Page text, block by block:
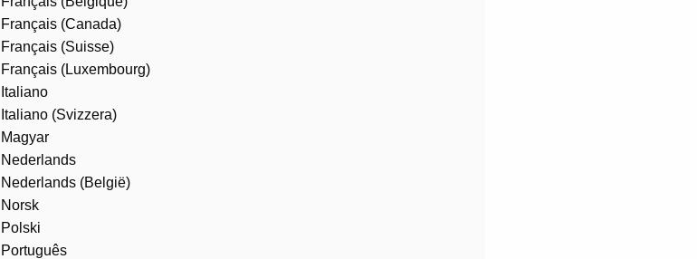
Français (Canada)
Français (Suisse)
Français (Luxembourg)
Italiano
Italiano (Svizzera)
Magyar
Nederlands
Nederlands (België)
Norsk
Polski
Português